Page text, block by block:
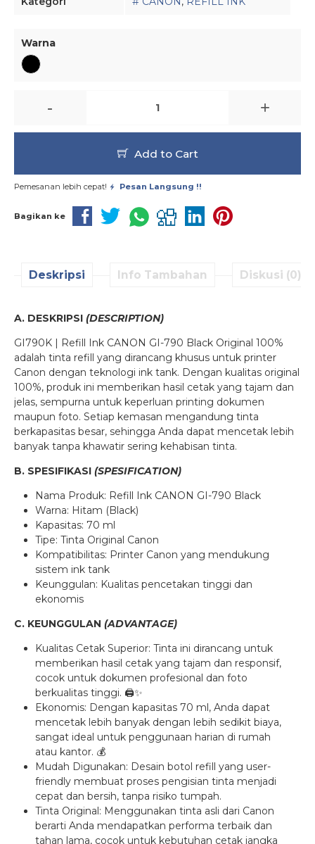
Warna
- +
Add to Cart
Pemesanan lebih cepat! Pesan Langsung !!
Bagikan ke
Deskripsi Info Tambahan Diskusi (0)
A. DESKRIPSI (DESCRIPTION)
GI790K | Refill Ink CANON GI-790 Black Original 100%
adalah tinta refill yang dirancang khusus untuk printer
Canon dengan teknologi ink tank. Dengan kualitas original
100%, produk ini memberikan hasil cetak yang tajam dan
jelas, sempurna untuk keperluan printing dokumen
maupun foto. Setiap kemasan mengandung tinta
berkapasitas besar, sehingga Anda dapat mencetak lebih
banyak tanpa khawatir sering kehabisan tinta.
B. SPESIFIKASI (SPESIFICATION)
Nama Produk: Refill Ink CANON GI-790 Black
Warna: Hitam (Black)
Kapasitas: 70 ml
Tipe: Tinta Original Canon
Kompatibilitas: Printer Canon yang mendukung
sistem ink tank
Keunggulan: Kualitas pencetakan tinggi dan
ekonomis
C. KEUNGGULAN (ADVANTAGE)
Kualitas Cetak Superior: Tinta ini dirancang untuk
memberikan hasil cetak yang tajam dan responsif,
cocok untuk dokumen profesional dan foto
berkualitas tinggi. 🖨️✨
Ekonomis: Dengan kapasitas 70 ml, Anda dapat
mencetak lebih banyak dengan lebih sedikit biaya,
sangat ideal untuk penggunaan harian di rumah
atau kantor. 💰
Mudah Digunakan: Desain botol refill yang user-
friendly membuat proses pengisian tinta menjadi
cepat dan bersih, tanpa risiko tumpah.
Tinta Original: Menggunakan tinta asli dari Canon
berarti Anda mendapatkan performa terbaik dan
tahan lama, cocok untuk kebutuhan cetak jangka